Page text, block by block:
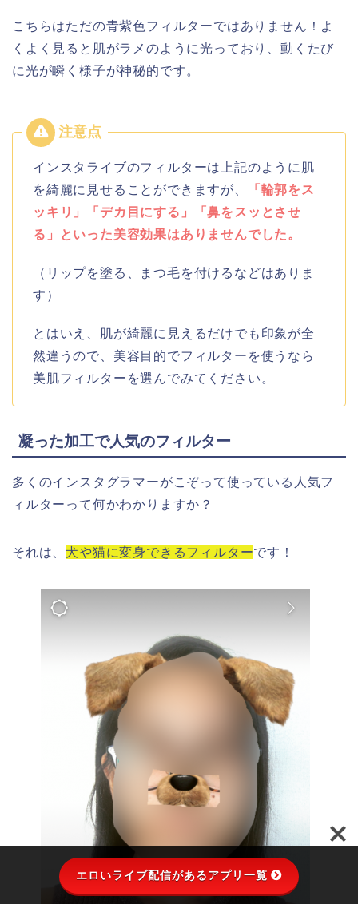
こちらはただの青紫色フィルターではありません！よ
くよく見ると肌がラメのように光っており、動くたび
に光が瞬く様子が神秘的です。
インスタライブのフィルターは上記のように肌
を綺麗に見せることができますが、
「輪郭をス
ッキリ」「デカ目にする」「鼻をスッとさせ
る」といった美容効果はありませんでした。
（リップを塗る、まつ毛を付けるなどはありま
す）
とはいえ、肌が綺麗に見えるだけでも印象が全
然違うので、美容目的でフィルターを使うなら
美肌フィルターを選んでみてください。
凝った加工で人気のフィルター
多くのインスタグラマーがこぞって使っている人気フ
ィルターって何かわかりますか？
それは、 犬や猫に変身できるフィルターです！
エロいライブ配信があるアプリ一覧